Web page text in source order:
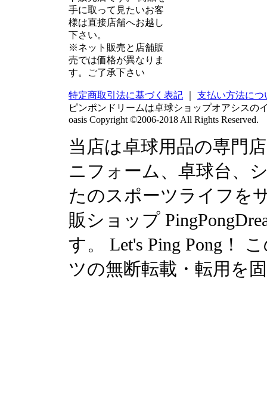
手に取って見たいお客
様は直接店舗へお越し
下さい。
※ネット販売と店舗販
売では価格が異なりま
す。ご了承下さい
特定商取引法に基づく表記
支払い方法につ
ピンポンドリームは卓球ショップオアシスの
oasis Copyright ©2006-2018 All Rights Reserved.
当店は卓球用品の専門
ニフォーム、卓球台、
たのスポーツライフを
販ショップ
す。 Let's Ping Pong！
ツの無断転載・転用を